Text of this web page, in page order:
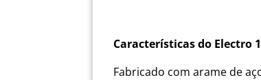
Características do Electro
Fabricado com arame de